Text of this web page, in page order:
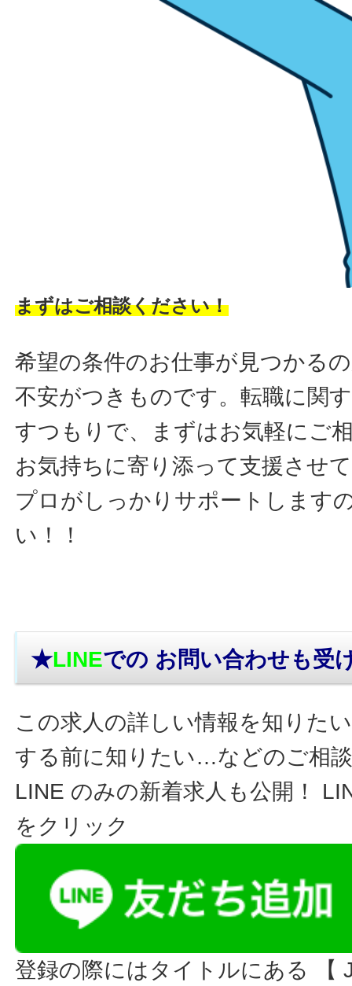
まずはご相談ください！
希望の条件のお仕事が見つかる
不安がつきものです。転職に関
すつもりで、まずはお気軽にご
お気持ちに寄り添って支援させ
プロがしっかりサポートします
い！！
★LINEでの お問い合わせも受
この求人の詳しい情報を知りた
する前に知りたい…などのご相
LINE のみの新着求人も公開！
をクリック
登録の際にはタイトルにある 【